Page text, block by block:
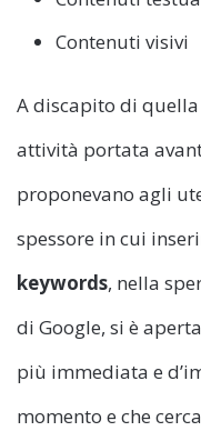
Contenuti visivi
A discapito di
attività portata
proponevano agli
spessore in cui
keywords, nella
di Google, si è
più immediata e
momento e che